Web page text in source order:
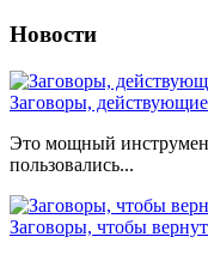
Новости
Заговоры,
Это мощный
пользовались...
Заговоры, чтобы